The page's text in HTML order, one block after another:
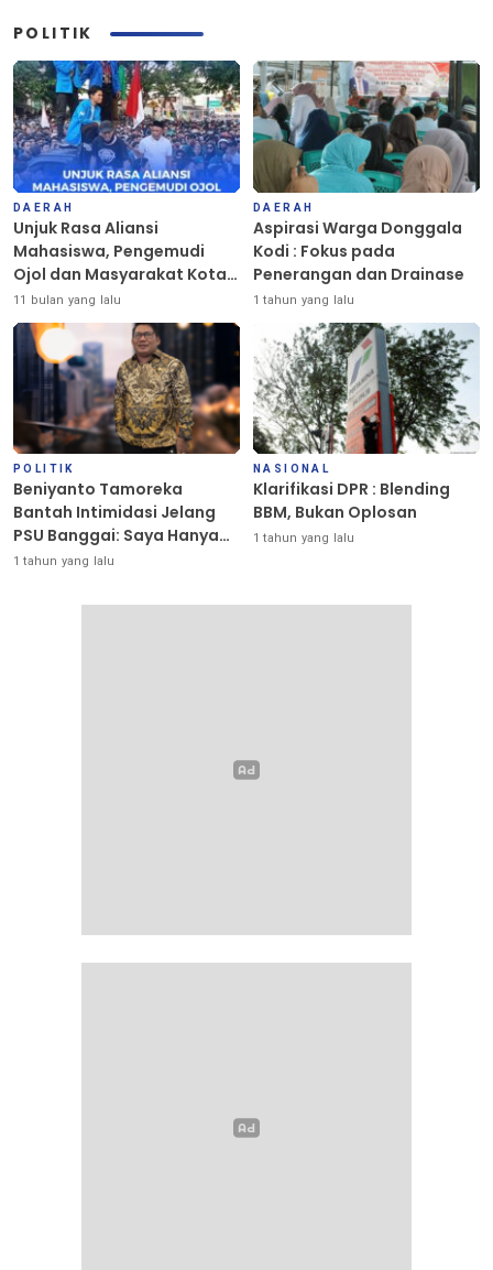
POLITIK
DAERAH
Unjuk Rasa Aliansi
Mahasiswa, Pengemudi
Ojol dan Masyarakat Kota
Palu Berlangsung Damai
11 bulan yang lalu
DAERAH
Aspirasi Warga Donggala
Kodi : Fokus pada
Penerangan dan Drainase
1 tahun yang lalu
POLITIK
Beniyanto Tamoreka
Bantah Intimidasi Jelang
PSU Banggai: Saya Hanya
Ingin Redakan Suasana
1 tahun yang lalu
NASIONAL
Klarifikasi DPR : Blending
BBM, Bukan Oplosan
1 tahun yang lalu